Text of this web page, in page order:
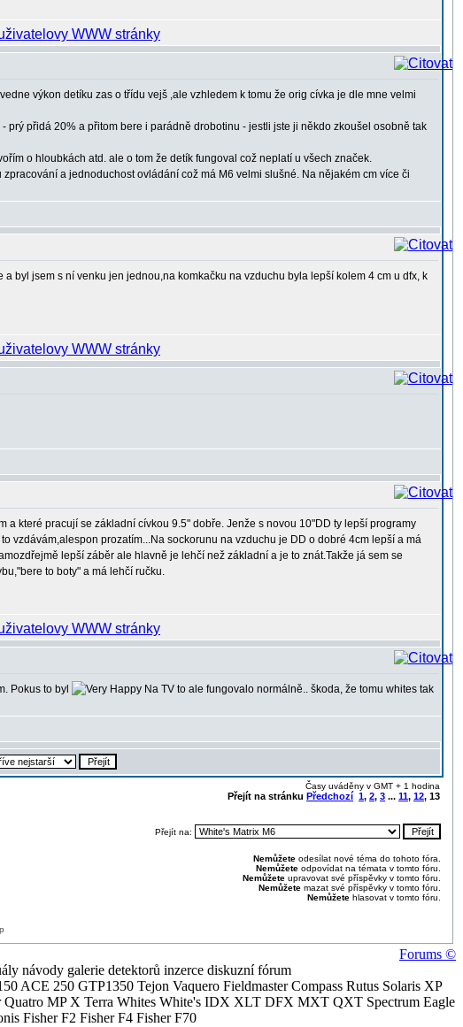
výkon detíku zas o třídu vejš ,ale vzhledem k tomu že orig cívka je dle mne velmi
přidá 20% a přitom bere i parádně drobotinu - jestli jste ji někdo zkoušel osobně tak
o hloubkách atd. ale o tom že detík fungoval což neplatí u všech značek.
a jednoduchost ovládání což má M6 velmi slušné. Na nějakém cm více či
byl jsem s ní venku jen jednou,na komkačku na vzduchu byla lepší kolem 4 cm u dfx, k
které pracují se základní cívkou 9.5" dobře. Jenže s novou 10"DD ty lepší programy
vzdávám,alespon prozatím...Na sockorunu na vzduchu je DD o dobré 4cm lepší a má
lepší záběr ale hlavně je lehčí než základní a je to znát.Takže já sem se
to boty" a má lehčí ručku.
Pokus to byl
Na TV to ale fungovalo normálně.. škoda, že tomu whites tak
Časy uváděny v GMT + 1 hodina
Přejít na stránku Předchozí 1, 2, 3 ... 11, 12, 13
Přejít na:
Nemůžete odesílat nové téma do tohoto fóra.
Nemůžete odpovídat na témata v tomto fóru.
Nemůžete upravovat své příspěvky v tomto fóru.
Nemůžete mazat své příspěvky v tomto fóru.
Nemůžete hlasovat v tomto fóru.
Forums ©
návody galerie detektorů inzerce diskuzní fórum
ACE 250 GTP1350 Tejon Vaquero Fieldmaster Compass Rutus Solaris XP
MP X Terra Whites White's IDX XLT DFX MXT QXT Spectrum Eagle
Fisher F2 Fisher F4 Fisher F70